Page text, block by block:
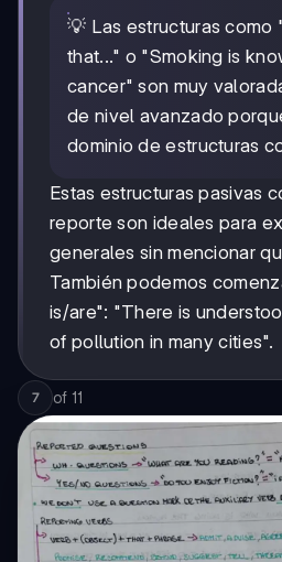
💡 Las estructuras como
that..." o "Smoking is
cancer" son muy
de nivel avanzado
dominio de estructuras
Estas estructuras pasivas
reporte son ideales para
generales sin mencionar
También podemos
is/are": "There is
of pollution in many cities".
7 of 11